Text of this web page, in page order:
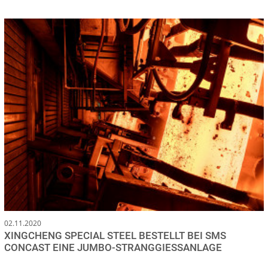
02.11.2020
XINGCHENG SPECIAL STEEL BESTELLT BEI SMS
CONCAST EINE JUMBO-STRANGGIESSANLAGE